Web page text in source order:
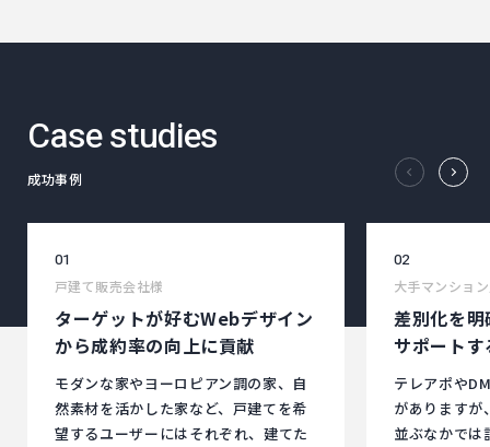
Case studies
成功事例
01
戸建て販売会社様
ターゲットが好むWebデザイン
から成約率の向上に貢献
モダンな家やヨーロピアン調の家、自
然素材を活かした家など、戸建てを希
望するユーザーにはそれぞれ、建てた
02
大手マンショ
差別化を
サポート
テレアポや
がありますが
並ぶなかでは